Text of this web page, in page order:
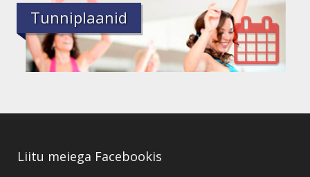
Tunniplaanid
Liitu meiega Facebookis